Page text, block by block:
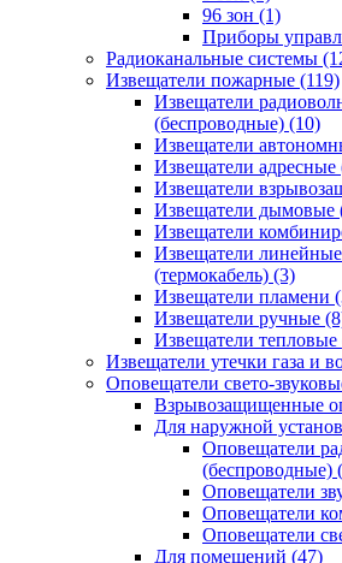
96 зон (1)
Приборы
Радиоканальные системы
Извещатели пожарные (119)
Извещатели
(беспроводные) (10)
Извещатели
Извещатели адресные
Извещатели
Извещатели дымовые
Извещатели
Извещатели
(термокабель) (3)
Извещатели пламени
Извещатели ручные
Извещатели тепловые
Извещатели утечки газа и
Оповещатели свето-
Взрывозащищенные
Для наружной
Оповещатели
(беспроводные)
Оповещатели
Оповещатели
Оповещатели
Для помещений (47)